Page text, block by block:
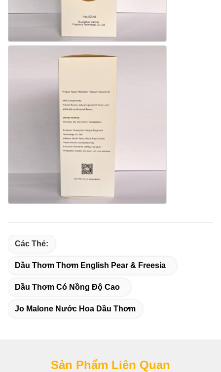
Các Thẻ:
Dầu Thơm Thơm English Pear & Freesia
Dầu Thơm Có Nồng Độ Cao
Jo Malone Nước Hoa Dầu Thơm
Sản Phẩm Liên Quan